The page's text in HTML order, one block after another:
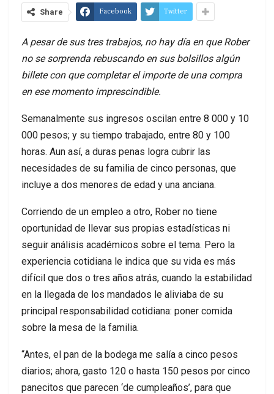
Share Facebook Twitter
A pesar de sus tres trabajos, no hay día en que Rober
no se sorprenda rebuscando en sus bolsillos algún
billete con que completar el importe de una compra
en ese momento imprescindible.
Semanalmente sus ingresos oscilan entre 8 000 y 10
000 pesos; y su tiempo trabajado, entre 80 y 100
horas. Aun así, a duras penas logra cubrir las
necesidades de su familia de cinco personas, que
incluye a dos menores de edad y una anciana.
Corriendo de un empleo a otro, Rober no tiene
oportunidad de llevar sus propias estadísticas ni
seguir análisis académicos sobre el tema. Pero la
experiencia cotidiana le indica que su vida es más
difícil que dos o tres años atrás, cuando la estabilidad
en la llegada de los mandados le aliviaba de su
principal responsabilidad cotidiana: poner comida
sobre la mesa de la familia.
“Antes, el pan de la bodega me salía a cinco pesos
diarios; ahora, gasto 120 o hasta 150 pesos por cinco
panecitos que parecen ‘de cumpleaños’, para que